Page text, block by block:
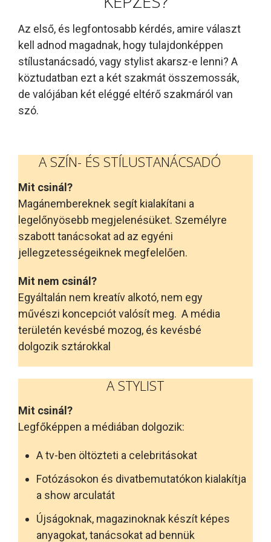
Az első, és legfontosabb kérdés, amire választ
kell adnod magadnak, hogy tulajdonképpen
stílustanácsadó, vagy stylist akarsz-e lenni? A
köztudatban ezt a két szakmát összemossák,
de valójában két eléggé eltérő szakmáról van
szó.
A SZÍN- ÉS STÍLUSTANÁCSADÓ
Mit csinál?
Magánembereknek segít kialakítani a
legelőnyösebb megjelenésüket. Személyre
szabott tanácsokat ad az egyéni
jellegzetességeiknek megfelelően.
Mit nem csinál?
Egyáltalán nem kreatív alkotó, nem egy
művészi koncepciót valósít meg. A média
területén kevésbé mozog, és kevésbé
dolgozik sztárokkal
A STYLIST
Mit csinál?
Legfőképpen a médiában dolgozik:
A tv-ben öltözteti a celebritásokat
Fotózásokon és divatbemutatókon kialakítja
a show arculatát
Újságoknak, magazinoknak készít képes
anyagokat, tanácsokat ad bennük